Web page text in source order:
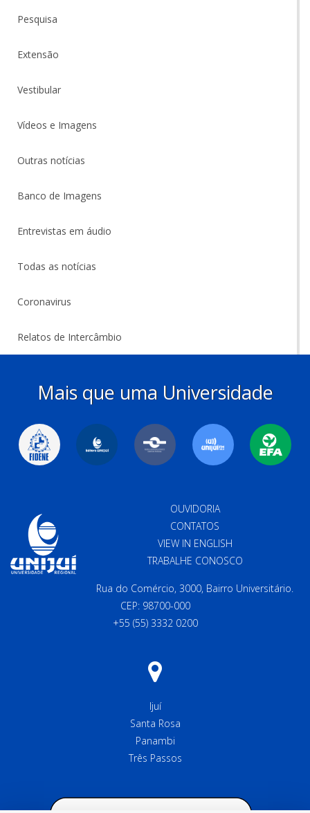
Pesquisa
Extensão
Vestibular
Vídeos e Imagens
Outras notícias
Banco de Imagens
Entrevistas em áudio
Todas as notícias
Coronavirus
Relatos de Intercâmbio
Mais que uma Universidade
OUVIDORIA
CONTATOS
VIEW IN ENGLISH
TRABALHE CONOSCO
Rua do Comércio, 3000, Bairro Universitário.
CEP: 98700-000
+55 (55) 3332 0200
Ijuí
Santa Rosa
Panambi
Três Passos